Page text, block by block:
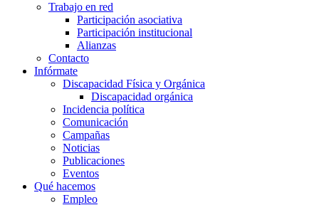
Trabajo en red
Participación asociativa
Participación institucional
Alianzas
Contacto
Infórmate
Discapacidad Física y Orgánica
Discapacidad orgánica
Incidencia política
Comunicación
Campañas
Noticias
Publicaciones
Eventos
Qué hacemos
Empleo